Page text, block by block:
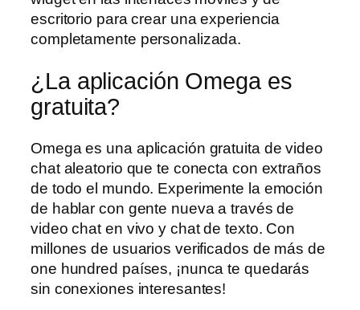
escritorio para crear una experiencia
completamente personalizada.
¿La aplicación Omega es
gratuita?
Omega es una aplicación gratuita de video
chat aleatorio que te conecta con extraños
de todo el mundo. Experimente la emoción
de hablar con gente nueva a través de
video chat en vivo y chat de texto. Con
millones de usuarios verificados de más de
one hundred países, ¡nunca te quedarás
sin conexiones interesantes!